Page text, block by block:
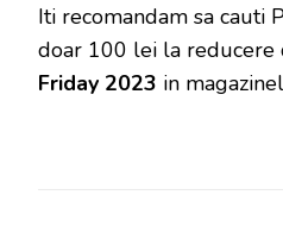
Iti recomandam sa cauti
doar 100 lei la reducere
Friday 2023 in